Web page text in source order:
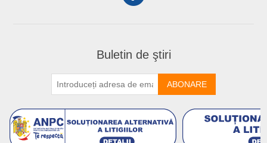
Buletin de ştiri
ABONARE